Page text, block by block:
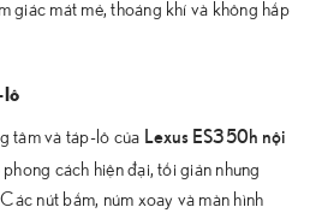
giác mát mẻ, thoáng khí và không hấp
lô
tâm và táp-lô của Lexus ES350h nội
cách hiện đại, tối giản nhưng
nút bấm, núm xoay và màn hình